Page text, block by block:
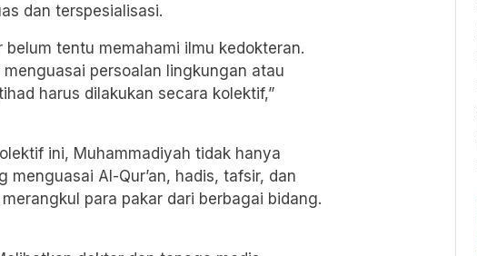
dan terspesialisasi.
belum tentu memahami ilmu kedokteran.
persoalan lingkungan atau
harus dilakukan secara kolektif,”
ini, Muhammadiyah tidak hanya
menguasai Al-Qur’an, hadis, tafsir, dan
para pakar dari berbagai bidang.